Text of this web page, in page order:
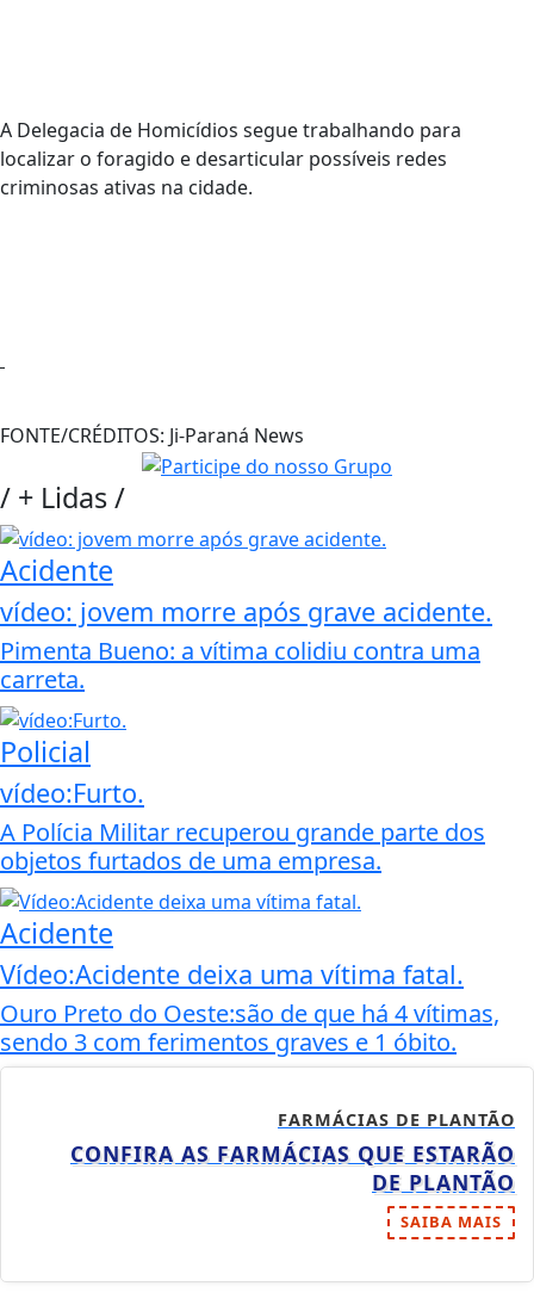
A Delegacia de Homicídios segue trabalhando para
localizar o foragido e desarticular possíveis redes
criminosas ativas na cidade.
FONTE/CRÉDITOS: Ji-Paraná News
/ + Lidas/
Acidente
vídeo: jovem morre após grave acidente.
Pimenta Bueno: a vítima colidiu contra uma
carreta.
Policial
vídeo:Furto.
A Polícia Militar recuperou grande parte dos
objetos furtados de uma empresa.
Acidente
Vídeo:Acidente deixa uma vítima fatal.
Ouro Preto do Oeste:são de que há 4 vítimas,
sendo 3 com ferimentos graves e 1 óbito.
FARMÁCIAS DE PLANTÃO
CONFIRA AS FARMÁCIAS QUE ESTARÃO
DE PLANTÃO
SAIBA MAIS